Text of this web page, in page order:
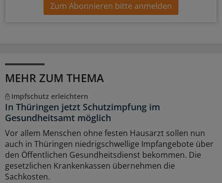
Zum Abonnieren bitte anmelden
MEHR ZUM THEMA
Impfschutz erleichtern
In Thüringen jetzt Schutzimpfung im
Gesundheitsamt möglich
Vor allem Menschen ohne festen Hausarzt sollen nun
auch in Thüringen niedrigschwellige Impfangebote über
den Öffentlichen Gesundheitsdienst bekommen. Die
gesetzlichen Krankenkassen übernehmen die
Sachkosten.